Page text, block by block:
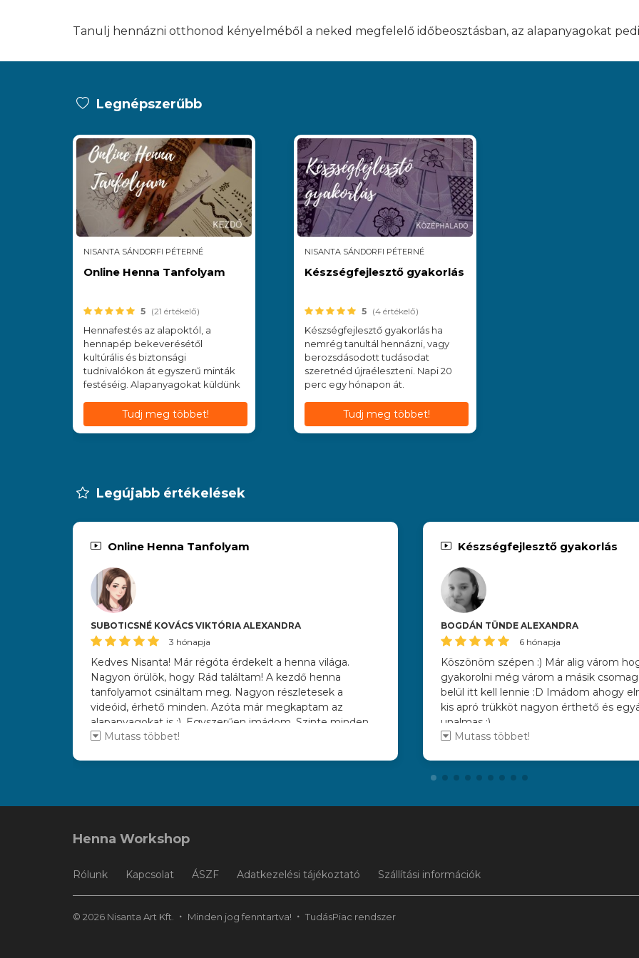
Tanulj hennázni otthonod kényelméből a neked megfelelő időbeosztásban, az alapanyagokat
Legnépszerűbb
NISANTA SÁNDORFI PÉTERNÉ
Online Henna Tanfolyam
5 (21 értékelő)
Hennafestés az alapoktól, a
hennapép bekeverésétől
kultúrális és biztonsági
tudnivalókon át egyszerű minták
festéséig. Alapanyagokat küldünk
Tudj meg többet!
NISANTA SÁNDORFI PÉTERNÉ
Készségfejlesztő gyakorlás
5 (4 értékelő)
Készségfejlesztő gyakorlás ha
nemrég tanultál hennázni, vagy
berozsdásodott tudásodat
szeretnéd újraéleszteni. Napi 20
perc egy hónapon át.
Tudj meg többet!
Legújabb értékelések
Online Henna Tanfolyam
SUBOTICSNÉ KOVÁCS VIKTÓRIA ALEXANDRA
3 hónapja
Kedves Nisanta! Már régóta érdekelt a henna világa.
Nagyon örülök, hogy Rád találtam! A kezdő henna
tanfolyamot csináltam meg. Nagyon részletesek a
videóid, érhető minden. Azóta már megkaptam az
alapanyagokat is :). Egyszerűen imádom. Szinte minden
nap gyakorlok. :) Jöhet a készségfejlesztő tanfolyam 🥰
Mutass többet!
Készségfejlesztő gyakorlás
BOGDÁN TÜNDE ALEXANDRA
6 hónapja
Köszönöm szépen :) Már alig várom
gyakorolni még várom a másik
belül itt kell lennie :D Imádom ahogy
kis apró trükköt nagyon érthető és
unalmas :)
Mutass többet!
Henna Workshop
Rólunk Kapcsolat ÁSZF Adatkezelési tájékoztató Szállítási információk
© 2026 Nisanta Art Kft. Minden jog fenntartva! TudásPiac rendszer